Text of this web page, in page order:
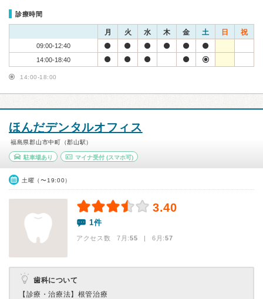
診療時間
月 火 水 木 金 土 日 祝
09:00-12:40
14:00-18:40
14:00-18:00
ほんだデンタルオフィス
福島県郡山市中町（郡山駅）
駐車場あり マイナ受付(スマホ可)
土曜（〜19:00）
3.40
1件
アクセス数 7月:55 | 6月:57
歯科について
【診療・治療法】 根管治療